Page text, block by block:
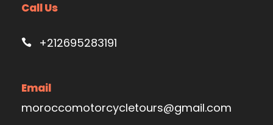
Call Us
+212695283191
Email
moroccomotorcycletours@gmail.com